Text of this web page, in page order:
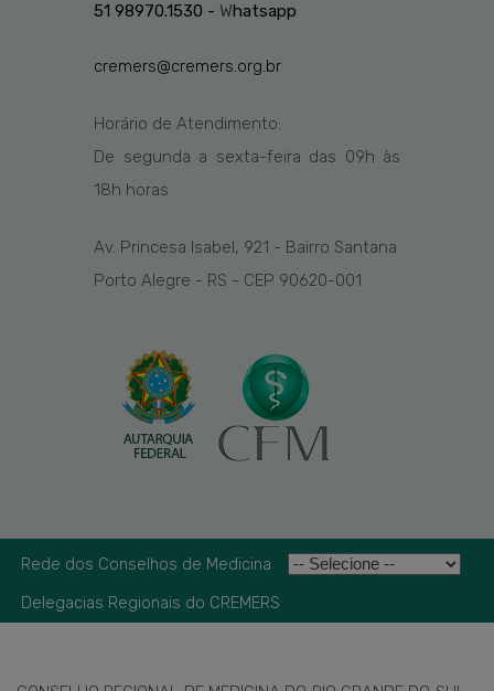
51 98970.1530 - Whatsapp
cremers@cremers.org.br
Horário de Atendimento:
De segunda a sexta-feira das 09h às
18h horas
Av. Princesa Isabel, 921 - Bairro Santana
Porto Alegre - RS - CEP 90620-001
Rede dos Conselhos de Medicina
Delegacias Regionais do CREMERS